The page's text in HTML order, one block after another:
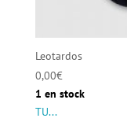
Leotardos
0,00€
1 en stock
TU...